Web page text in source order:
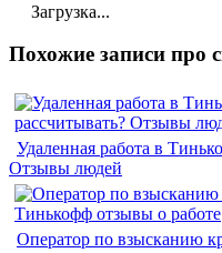
Загрузка...
Похожие записи про
Удаленная работа в
Отзывы людей
Оператор по взысканию